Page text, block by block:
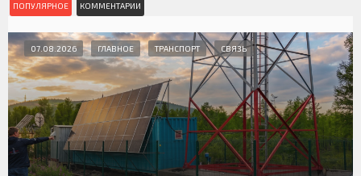
ПОПУЛЯРНОЕ КОММЕНТАРИИ
07.08.2026 ГЛАВНОЕ ТРАНСПОРТ СВЯЗЬ